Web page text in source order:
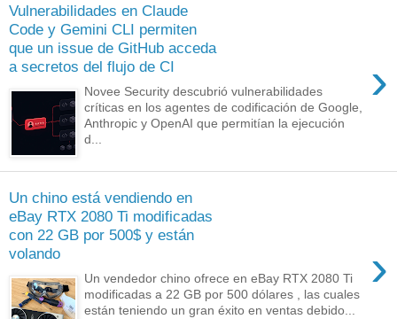
Vulnerabilidades en Claude
Code y Gemini CLI permiten
que un issue de GitHub acceda
a secretos del flujo de CI
›
Novee Security descubrió vulnerabilidades
críticas en los agentes de codificación de Google,
Anthropic y OpenAI que permitían la ejecución
d...
Un chino está vendiendo en
eBay RTX 2080 Ti modificadas
con 22 GB por 500$ y están
volando
›
Un vendedor chino ofrece en eBay RTX 2080 Ti
modificadas a 22 GB por 500 dólares , las cuales
están teniendo un gran éxito en ventas debido...